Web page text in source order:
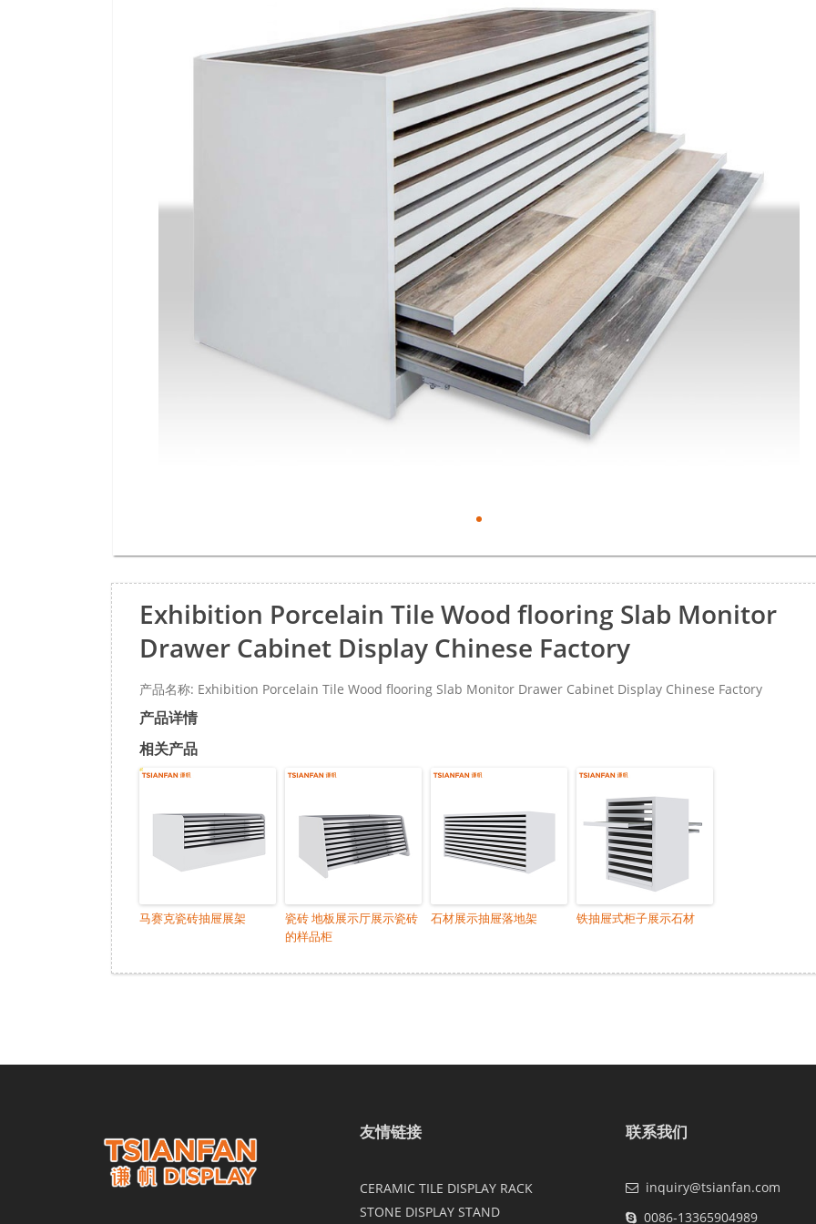
Exhibition Porcelain Tile Wood flooring Slab Monitor
Drawer Cabinet Display Chinese Factory
产品名称: Exhibition Porcelain Tile Wood flooring Slab Monitor Drawer Cabinet Display Chinese Factory
产品详情
相关产品
马赛克瓷砖抽屉展架
瓷砖 地板展示厅展示瓷砖
的样品柜
石材展示抽屉落地架 铁抽屉式柜子展示石材
友情链接
CERAMIC TILE DISPLAY RACK
STONE DISPLAY STAND
联系我们
inquiry@tsianfan.com
0086-13365904989